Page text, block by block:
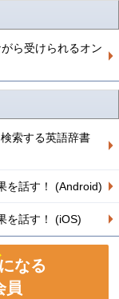
ら受けられるオン
索する英語辞書
を話す！ (Android)
を話す！ (iOS)
なる
員